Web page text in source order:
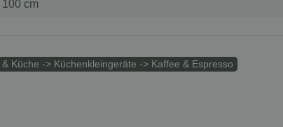
100 cm
& Küche -> Küchenkleingeräte -> Kaffee & Espresso